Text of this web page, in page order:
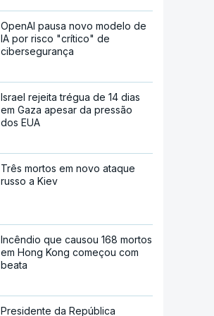
OpenAI pausa novo modelo de
IA por risco "crítico" de
cibersegurança
Israel rejeita trégua de 14 dias
em Gaza apesar da pressão
dos EUA
Três mortos em novo ataque
russo a Kiev
Incêndio que causou 168 mortos
em Hong Kong começou com
beata
Presidente da República